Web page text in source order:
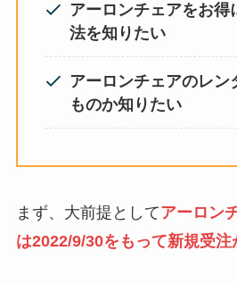
アーロンチェアをお得
法を知りたい
アーロンチェアのレン
ものか知りたい
まず、大前提としてアーロン
は2022/9/30をもって新規受注